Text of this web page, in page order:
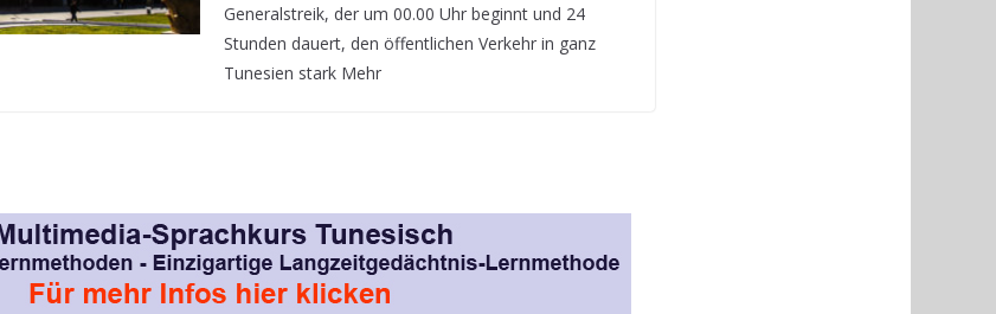
Generalstreik, der um 00.00 Uhr beginnt und 24
Stunden dauert, den öffentlichen Verkehr in ganz
Tunesien stark Mehr